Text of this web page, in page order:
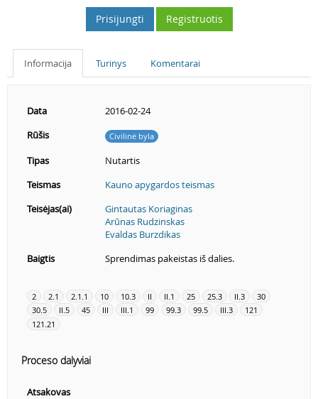
Prisijungti Registruotis
Informacija Turinys Komentarai
Data
2016-02-24
Rūšis
Civilinė byla
Tipas
Nutartis
Teismas
Kauno apygardos teismas
Teisėjas(ai)
Gintautas Koriaginas
Arūnas Rudzinskas
Evaldas Burzdikas
Baigtis
Sprendimas pakeistas iš dalies.
2 2.1 2.1.1 10 10.3 II II.1 25 25.3 II.3
30
30.5
II.5 45 III III.1 99 99.3 99.5 III.3
121
121.21
Proceso dalyviai
Atsakovas